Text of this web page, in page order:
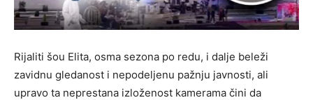
Rijaliti šou Elita, osma sezona po redu, i dalje beleži
zavidnu gledanost i nepodeljenu pažnju javnosti, ali
upravo ta neprestana izloženost kamerama čini da